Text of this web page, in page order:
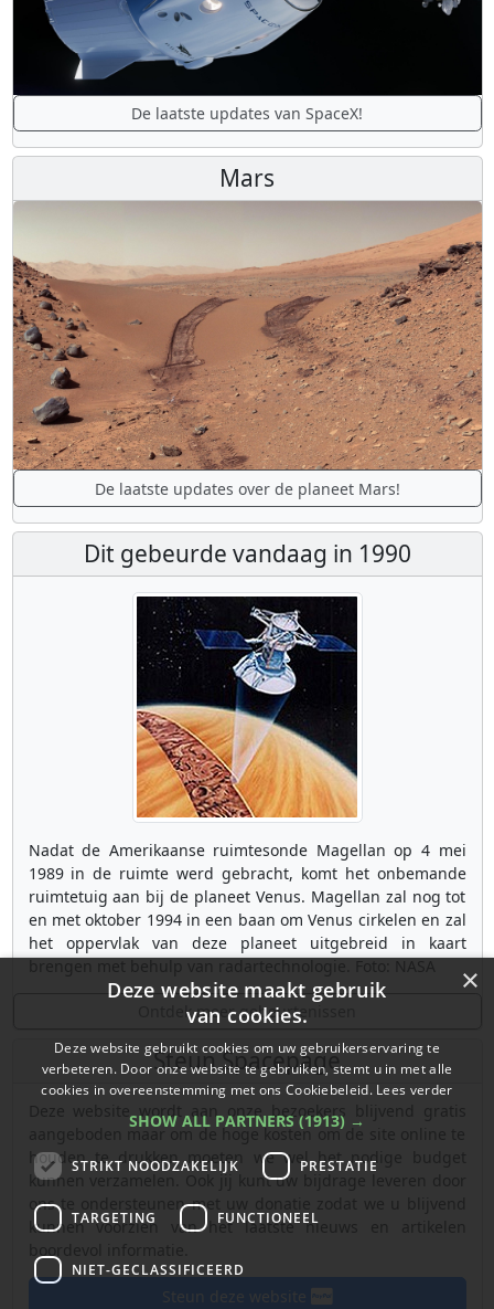
De laatste updates van SpaceX!
Mars
De laatste updates over de planeet Mars!
Dit gebeurde vandaag in 1990
Nadat de Amerikaanse ruimtesonde Magellan op 4 mei
1989 in de ruimte werd gebracht, komt het onbemande
ruimtetuig aan bij de planeet Venus. Magellan zal nog tot
en met oktober 1994 in een baan om Venus cirkelen en zal
het oppervlak van deze planeet uitgebreid in kaart
Ontdek meer gebeurtenissen
Steun Spacepage
Deze website wordt aan onze bezoekers blijvend gratis
aangeboden maar om de hoge kosten om de site online te
houden te drukken moeten we wel het nodige budget
kunnen verzamelen. Ook jij kunt uw bijdrage leveren door
ons te ondersteunen met uw donatie zodat we u blijvend
kunnen voorzien van het laatste nieuws en artikelen
Steun deze website
×
Deze website maakt gebruik
van cookies.
Deze website gebruikt cookies om uw gebruikerservaring te
verbeteren. Door onze website te gebruiken, stemt u in met alle
cookies in overeenstemming met ons Cookiebeleid. Lees verder
SHOW ALL PARTNERS (1913) →
STRIKT NOODZAKELIJK PRESTATIE
TARGETING FUNCTIONEEL
NIET-GECLASSIFICEERD